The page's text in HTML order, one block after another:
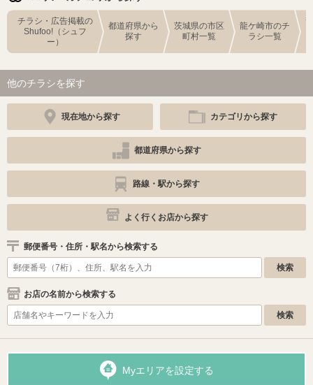
チラシ・広告掲載の
Shufoo!（シュフ
ー）
都道府県から
探す
茨城県の市区
町村一覧
龍ケ崎市のチ
ラシ一覧
他のチラシを探す
現在地から探す カテゴリから探す
都道府県から探す
路線・駅から探す
よく行くお店から探す
郵便番号・住所・駅名から検索する
お店の名前から検索する
Myエリアを設定する